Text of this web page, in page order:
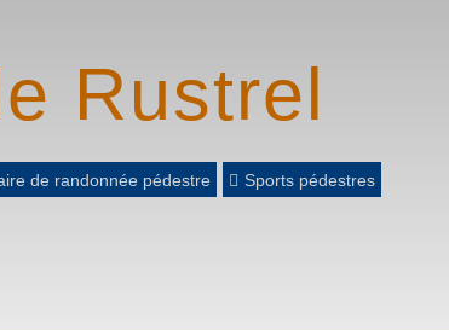
Rustrel
de randonnée pédestre
Sports pédestres